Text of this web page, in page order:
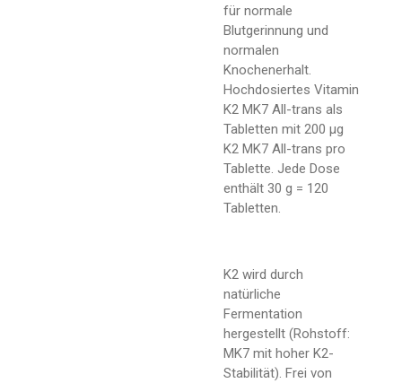
für normale
Blutgerinnung und
normalen
Knochenerhalt.
Hochdosiertes Vitamin
K2 MK7 All-trans als
Tabletten mit 200 µg
K2 MK7 All-trans pro
Tablette. Jede Dose
enthält 30 g = 120
Tabletten.
K2 wird durch
natürliche
Fermentation
hergestellt (Rohstoff:
MK7 mit hoher K2-
Stabilität). Frei von